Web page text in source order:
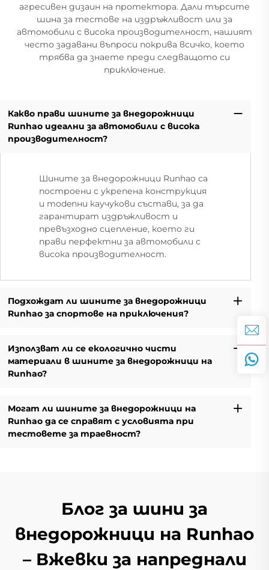
агресивен дизаин на протектора. Дали търсите
шина за тестове на издръжливост или за
автомобили с висока производителност, нашият
често задавани въпроси покрива всичко, което
трябва да знаете преди следващото си
приключение.
Какво прави шините за внедорожници
Runhao идеални за автомобили с висока
производителност?
Шините за внедорожници Runhao са
построени с укрепена конструкция
и modenни каучукови състави, за да
гарантират издръжливост и
превъзходно сцепление, което ги
прави перфектни за автомобили с
висока производителност.
Подхождат ли шините за внедорожници
Runhao за спортове на приключения?
Използват ли се екологично чисти
материали в шините за внедорожници на
Runhao?
Могат ли шините за внедорожници на
Runhao да се справят с условията при
тестовете за траевност?
Блог за шини за
внедорожници на Runhao
– Вжевки за напреднали